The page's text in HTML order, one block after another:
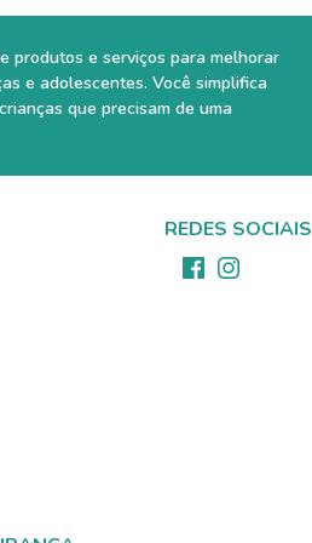
produtos e serviços para melhorar
e adolescentes. Você simplifica
que precisam de uma
REDES SOCIAIS